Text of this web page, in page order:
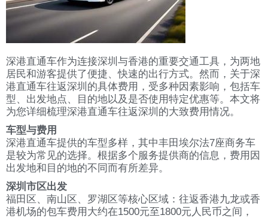
深港直通车作为连接深圳与香港的重要交通工具，为两地
居民和游客提供了便捷、快速的出行方式。然而，关于深
港直通车往返深圳的具体费用，受多种因素影响，包括车
型、出发地点、目的地以及是否使用特定优惠等。本文将
为您详细梳理深港直通车往返深圳的大致费用情况。
车型与费用
深港直通车提供的车型多样，其中丰田埃尔法7座商务车
是较为常见的选择。根据多个服务提供商的信息，费用因
出发地和目的地的不同而有所差异。
深圳市区出发
福田区、南山区、罗湖区等核心区域：往返香港九龙或香
港机场的包车费用大约在1500元至1800元人民币之间，